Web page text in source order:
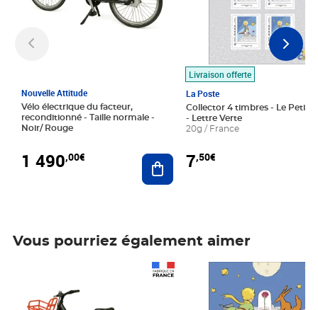
Nouvelle Attitude
Vélo électrique du facteur,
reconditionné - Taille normale -
Noir/ Rouge
1 490,00€ Ajouter au panier
Livraison offerte
La Poste
Collector 4 timbres - Le Petit
- Lettre Verte
20g / France
7,50€
Vous pourriez également aimer
Prix 7,50€